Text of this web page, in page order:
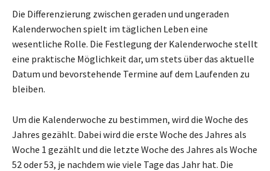
Die Differenzierung zwischen geraden und ungeraden
Kalenderwochen spielt im täglichen Leben eine
wesentliche Rolle. Die Festlegung der Kalenderwoche stellt
eine praktische Möglichkeit dar, um stets über das aktuelle
Datum und bevorstehende Termine auf dem Laufenden zu
bleiben.
Um die Kalenderwoche zu bestimmen, wird die Woche des
Jahres gezählt. Dabei wird die erste Woche des Jahres als
Woche 1 gezählt und die letzte Woche des Jahres als Woche
52 oder 53, je nachdem wie viele Tage das Jahr hat. Die